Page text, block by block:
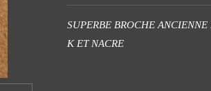
SUPERBE BROCHE
K ET NACRE